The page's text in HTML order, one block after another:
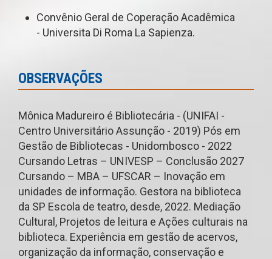
Convênio Geral de Coperação Acadêmica
- Universita Di Roma La Sapienza.
OBSERVAÇÕES
Mônica Madureiro é Bibliotecária - (UNIFAI -
Centro Universitário Assunção - 2019) Pós em
Gestão de Bibliotecas - Unidombosco - 2022
Cursando Letras – UNIVESP – Conclusão 2027
Cursando – MBA – UFSCAR – Inovação em
unidades de informação. Gestora na biblioteca
da SP Escola de teatro, desde, 2022. Mediação
Cultural, Projetos de leitura e Ações culturais na
biblioteca. Experiência em gestão de acervos,
organização da informação, conservação e